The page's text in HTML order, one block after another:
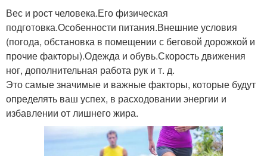
Вес и рост человека.Его физическая
подготовка.Особенности питания.Внешние условия
(погода, обстановка в помещении с беговой дорожкой и
прочие факторы).Одежда и обувь.Скорость движения
ног, дополнительная работа рук и т. д.
Это самые значимые и важные факторы, которые будут
определять ваш успех, в расходовании энергии и
избавлении от лишнего жира.